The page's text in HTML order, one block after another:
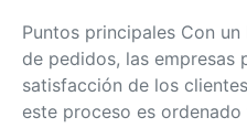
Puntos principales Con
de pedidos, las empresas
satisfacción de los
este proceso es